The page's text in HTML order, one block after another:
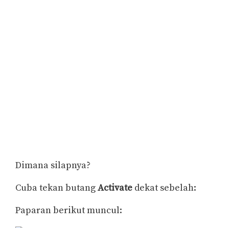
Dimana silapnya?
Cuba tekan butangActivate dekat sebelah:
Paparan berikut muncul: